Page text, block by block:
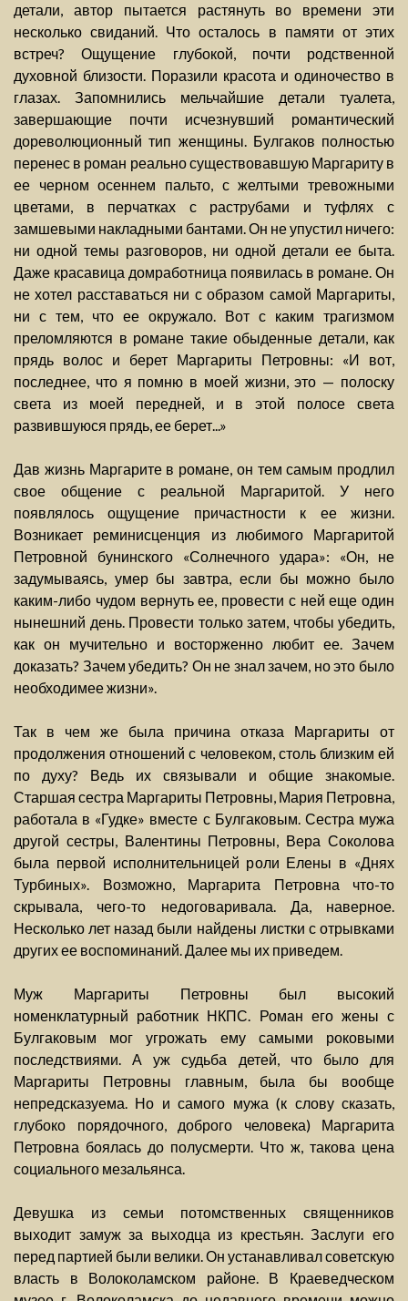
детали, автор пытается растянуть во времени эти
несколько свиданий. Что осталось в памяти от этих
встреч? Ощущение глубокой, почти родственной
духовной близости. Поразили красота и одиночество в
глазах. Запомнились мельчайшие детали туалета,
завершающие почти исчезнувший романтический
дореволюционный тип женщины. Булгаков полностью
перенес в роман реально существовавшую Маргариту в
ее черном осеннем пальто, с желтыми тревожными
цветами, в перчатках с раструбами и туфлях с
замшевыми накладными бантами. Он не упустил ничего:
ни одной темы разговоров, ни одной детали ее быта.
Даже красавица домработница появилась в романе. Он
не хотел расставаться ни с образом самой Маргариты,
ни с тем, что ее окружало. Вот с каким трагизмом
преломляются в романе такие обыденные детали, как
прядь волос и берет Маргариты Петровны: «И вот,
последнее, что я помню в моей жизни, это — полоску
света из моей передней, и в этой полосе света
развившуюся прядь, ее берет...»
Дав жизнь Маргарите в романе, он тем самым продлил
свое общение с реальной Маргаритой. У него
появлялось ощущение причастности к ее жизни.
Возникает реминисценция из любимого Маргаритой
Петровной бунинского «Солнечного удара»: «Он, не
задумываясь, умер бы завтра, если бы можно было
каким-либо чудом вернуть ее, провести с ней еще один
нынешний день. Провести только затем, чтобы убедить,
как он мучительно и восторженно любит ее. Зачем
доказать? Зачем убедить? Он не знал зачем, но это было
необходимее жизни».
Так в чем же была причина отказа Маргариты от
продолжения отношений с человеком, столь близким ей
по духу? Ведь их связывали и общие знакомые.
Старшая сестра Маргариты Петровны, Мария Петровна,
работала в «Гудке» вместе с Булгаковым. Сестра мужа
другой сестры, Валентины Петровны, Вера Соколова
была первой исполнительницей роли Елены в «Днях
Турбиных». Возможно, Маргарита Петровна что-то
скрывала, чего-то недоговаривала. Да, наверное.
Несколько лет назад были найдены листки с отрывками
других ее воспоминаний. Далее мы их приведем.
Муж Маргариты Петровны был высокий
номенклатурный работник НКПС. Роман его жены с
Булгаковым мог угрожать ему самыми роковыми
последствиями. А уж судьба детей, что было для
Маргариты Петровны главным, была бы вообще
непредсказуема. Но и самого мужа (к слову сказать,
глубоко порядочного, доброго человека) Маргарита
Петровна боялась до полусмерти. Что ж, такова цена
социального мезальянса.
Девушка из семьи потомственных священников
выходит замуж за выходца из крестьян. Заслуги его
перед партией были велики. Он устанавливал советскую
власть в Волоколамском районе. В Краеведческом